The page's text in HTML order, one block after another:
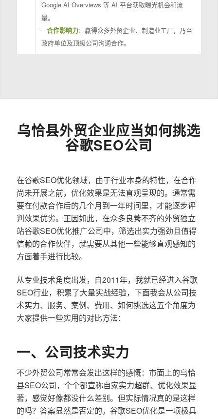
Google AI Overviews 等 AI 平台获取曝光机会和流
量。
–合作影响力：赢得众多外贸企业、制造业工厂，乃至
政府单位及顶级公司沟通合作。
乌恰县外贸企业应当如何挑选
谷歌SEO公司
在谷歌SEO优化领域，由于行业本身的特性，在合作
尚未开展之前，优化效果是无法直观呈现的。通常需
要在付款合作后的几个月到一年时间里，才能逐步评
判效果优劣。正因如此，在众多良莠不齐的外贸独立
站谷歌SEO优化推广公司中，筛选出实力强劲且值得
信赖的合作伙伴，就需要从其他一些能够直观感知的
方面着手进行比较。
从专业技术角度出发，自2011年，我就已经进入谷歌
SEO行业，积累了大量实战经验，下面我会从公司技
术实力、服务、案例、费用、如何挑选这五个角度为
大家提供一些实用的对比方法：
一、公司技术实力
不少外贸公司常常会发出这样的感慨：市面上的乌恰
县SEO公司，个个都宣称自家实力超群、优化效果显
著，感觉好像都没什么差别。但实际情况真的是这样
的吗？答案显然是否定的。谷歌SEO优化是一项极具